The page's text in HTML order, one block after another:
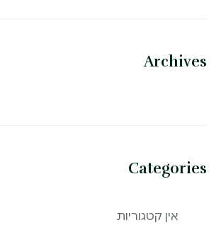
Archives
Categories
אין קטגוריות